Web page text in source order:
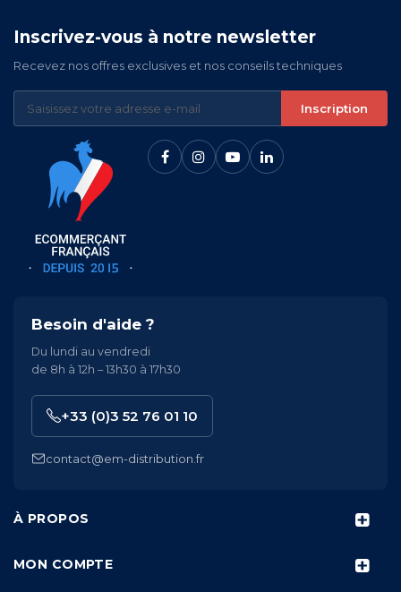
Inscrivez-vous à notre newsletter
Recevez nos offres exclusives et nos conseils techniques
Inscription
À PROPOS
MON COMPTE
Besoin d'aide ?
Du lundi au vendredi
de 8h à 12h – 13h30 à 17h30
+33 (0)3 52 76 01 10
contact@em-distribution.fr